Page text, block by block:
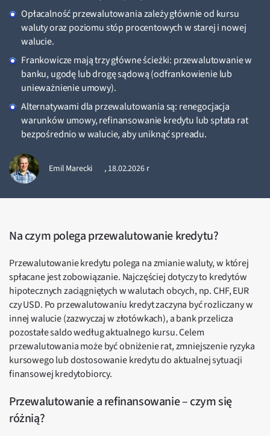
Opłacalność przewalutowania zależy głównie od kursu
waluty oraz poziomu stóp procentowych w starej i nowej
walucie.
Frankowicze mają trzy główne ścieżki: przewalutowanie w
banku, ugodę lub drogę sądową (odfrankowienie lub
unieważnienie umowy).
Alternatywami dla przewalutowania są: renegocjacja
warunków umowy, refinansowanie kredytu lub spłata rat
bezpośrednio w walucie, aby uniknąć spreadu.
Emil Marecki , 18.02.2026 r
Na czym polega przewalutowanie kredytu?
Przewalutowanie kredytu polega na zmianie waluty, w której
spłacane jest zobowiązanie. Najczęściej dotyczy to kredytów
hipotecznych zaciągniętych w walutach obcych, np. CHF, EUR
czy USD. Po przewalutowaniu kredyt zaczyna być rozliczany w
innej walucie (zazwyczaj w złotówkach), a bank przelicza
pozostałe saldo według aktualnego kursu. Celem
przewalutowania może być obniżenie rat, zmniejszenie ryzyka
kursowego lub dostosowanie kredytu do aktualnej sytuacji
finansowej kredytobiorcy.
Przewalutowanie a refinansowanie – czym się
różnią?